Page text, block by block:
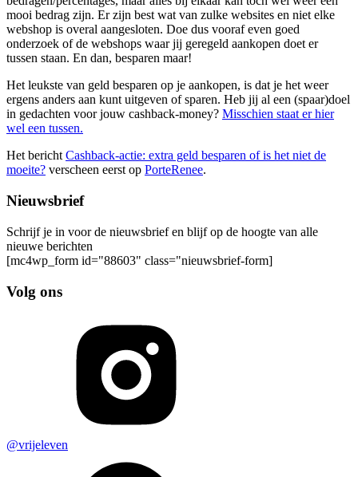
mooi bedrag zijn. Er zijn best wat van zulke websites en niet elke
webshop is overal aangesloten. Doe dus vooraf even goed
onderzoek of de webshops waar jij geregeld aankopen doet er
tussen staan. En dan, besparen maar!
Het leukste van geld besparen op je aankopen, is dat je het weer
ergens anders aan kunt uitgeven of sparen. Heb jij al een (spaar)doel
in gedachten voor jouw cashback-money? Misschien staat er hier
wel een tussen.
Het bericht Cashback-actie: extra geld besparen of is het niet de
moeite? verscheen eerst op PorteRenee.
Nieuwsbrief
Schrijf je in voor de nieuwsbrief en blijf op de hoogte van alle
nieuwe berichten
[mc4wp_form id="88603" class="nieuwsbrief-form]
Volg ons
@vrijeleven